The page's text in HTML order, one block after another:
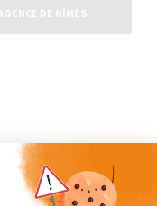
DE NÎMES